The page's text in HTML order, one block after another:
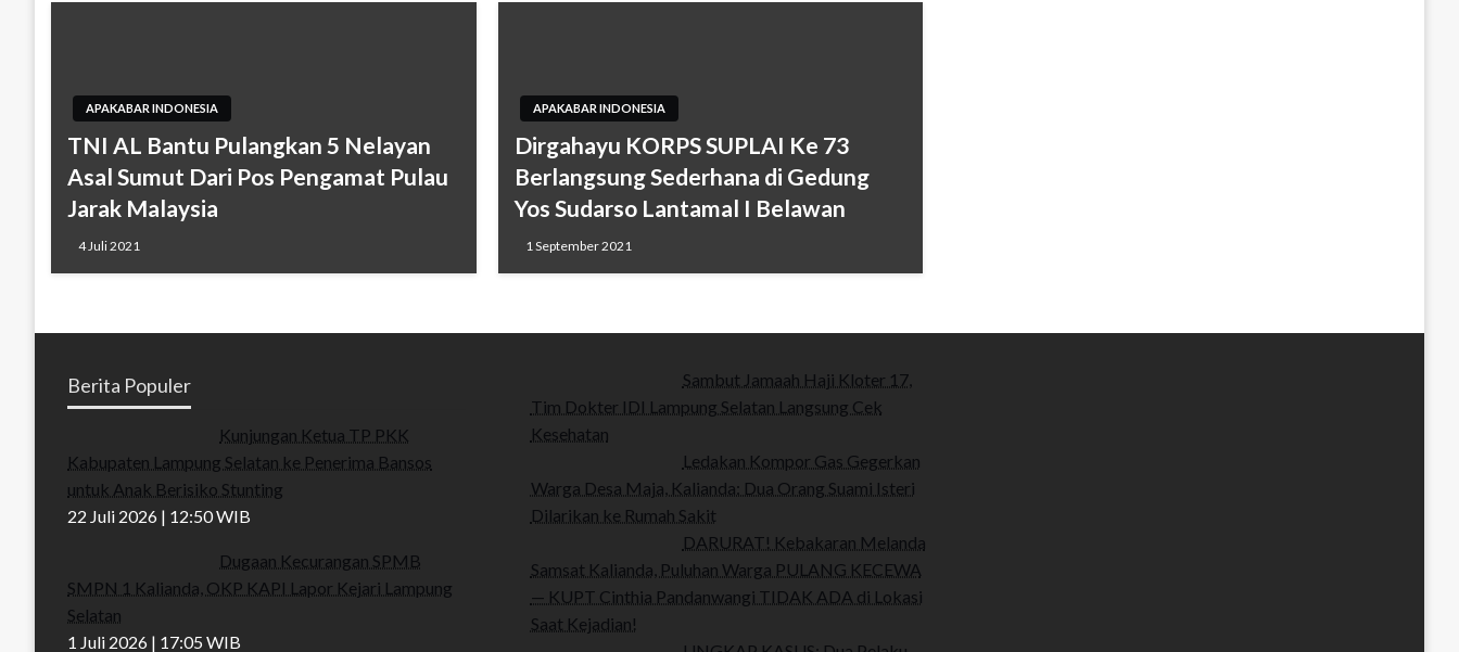
APAKABAR INDONESIA
TNI AL Bantu Pulangkan 5 Nelayan
Asal Sumut Dari Pos Pengamat Pulau
Jarak Malaysia
4 Juli 2021
APAKABAR INDONESIA
Dirgahayu KORPS SUPLAI Ke 73
Berlangsung Sederhana di Gedung
Yos Sudarso Lantamal I Belawan
1 September 2021
Berita Populer
Kunjungan Ketua TP PKK
Kabupaten Lampung Selatan ke Penerima Bansos
untuk Anak Berisiko Stunting
22 Juli 2026 | 12:50 WIB
Dugaan Kecurangan SPMB
SMPN 1 Kalianda, OKP KAPI Lapor Kejari Lampung
Selatan
1 Juli 2026 | 17:05 WIB
Sambut Jamaah Haji Kloter 17,
Tim Dokter IDI Lampung Selatan Langsung Cek
Kesehatan
Ledakan Kompor Gas Gegerkan
Warga Desa Maja, Kalianda: Dua Orang Suami Isteri
Dilarikan ke Rumah Sakit
DARURAT! Kebakaran Melanda
Samsat Kalianda, Puluhan Warga PULANG KECEWA
— KUPT Cinthia Pandanwangi TIDAK ADA di Lokasi
Saat Kejadian!